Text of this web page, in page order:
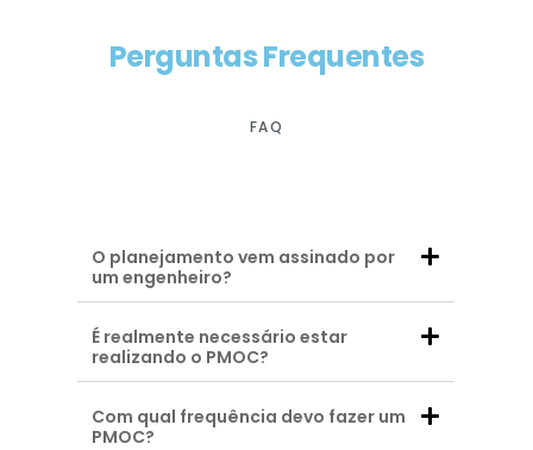
Perguntas Frequentes
FAQ
O planejamento vem assinado por
um engenheiro?
É realmente necessário estar
realizando o PMOC?
Com qual frequência devo fazer um
PMOC?